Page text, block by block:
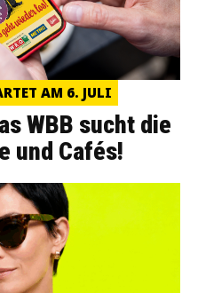
AM 6. JULI
WBB sucht die
und Cafés!